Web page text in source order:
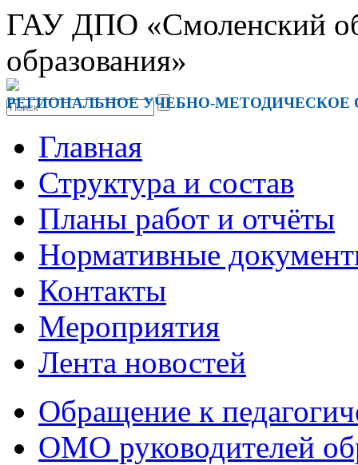
ГАУ ДПО «Смоленский
образования»
РЕГИОНАЛЬНОЕ УЧЕБНО-МЕТОДИЧЕСКОЕ
Главная
Структура и состав
Планы работ и отчёты
Нормативные
Контакты
Мероприятия
Лента новостей
Обращение к
ОМО руководителей